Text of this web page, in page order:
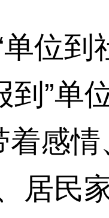
位到
到”单
感情
居民